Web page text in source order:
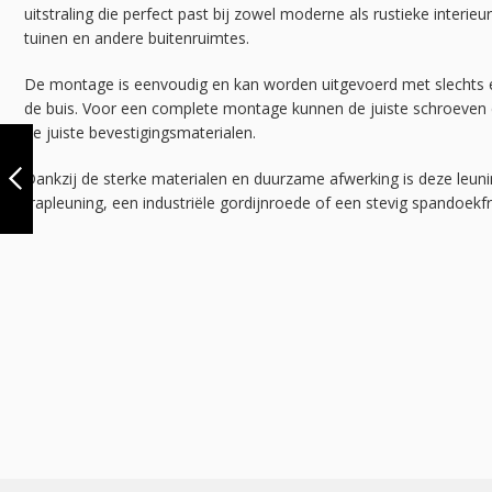
METALEN
VINTAGE BROWN
(26.9)
V136-A27
uitstraling die perfect past bij zowel moderne als rustieke
tuinen en andere buitenruimtes.
De montage is eenvoudig en kan worden uitgevoerd met
de buis. Voor een complete montage kunnen de juiste
de juiste bevestigingsmaterialen.
Dankzij de sterke materialen en duurzame afwerking is deze
trapleuning, een industriële gordijnroede of een stevig